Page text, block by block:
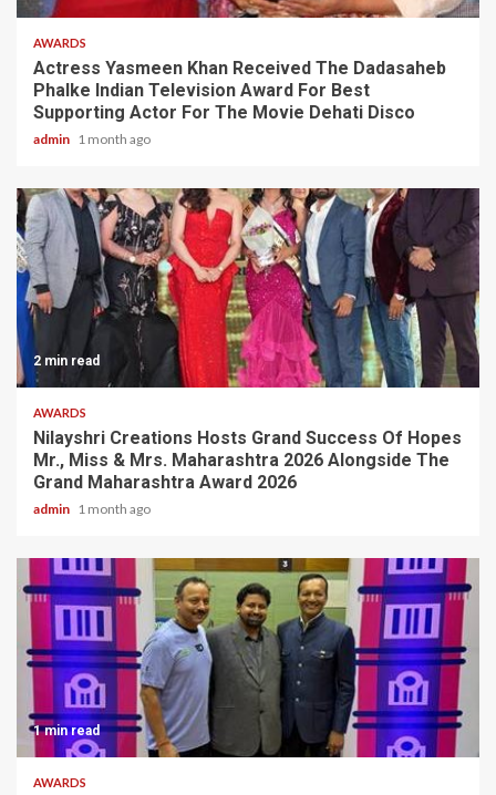
AWARDS
Actress Yasmeen Khan Received The Dadasaheb
Phalke Indian Television Award For Best
Supporting Actor For The Movie Dehati Disco
admin 1 month ago
2 min read
AWARDS
Nilayshri Creations Hosts Grand Success Of Hopes
Mr., Miss & Mrs. Maharashtra 2026 Alongside The
Grand Maharashtra Award 2026
admin 1 month ago
1 min read
AWARDS